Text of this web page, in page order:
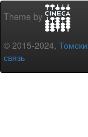
Theme by
© 2015-2024,
связь